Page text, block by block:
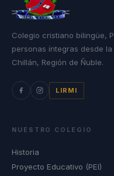
Colegio cristiano bilingüe,
personas íntegras desde
Chillán, Región de Ñuble.
LIRMI
NUESTRO COLEGIO
Historia
Proyecto Educativo (PEI)